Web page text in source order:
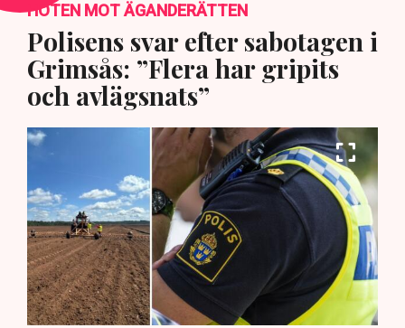
HOTEN MOT ÄGANDERÄTTEN
Polisens svar efter sabotagen i
Grimsås: ”Flera har gripits
och avlägsnats”